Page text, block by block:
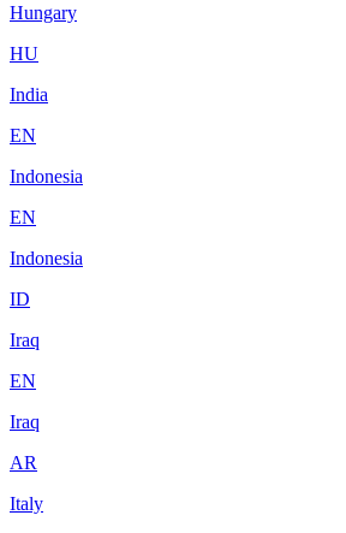
Hungary
HU
India
EN
Indonesia
EN
Indonesia
ID
Iraq
EN
Iraq
AR
Italy